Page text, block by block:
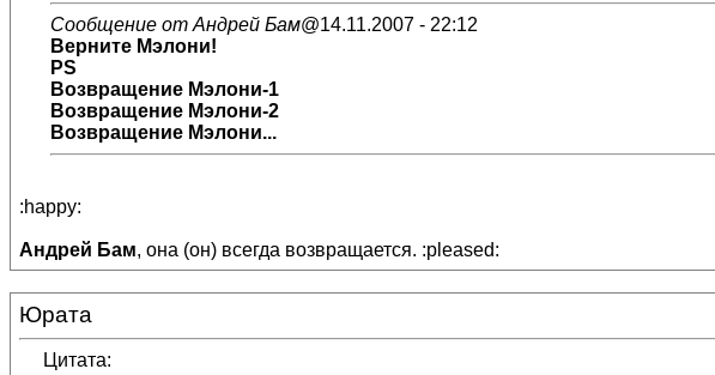
Сообщение от Андрей Бам@14.11.2007 - 22:12
Верните Мэлони!
PS
Возвращение Мэлони-1
Возвращение Мэлони-2
Возвращение Мэлони...
:happy:
Андрей Бам, она (он) всегда возвращается. :pleased:
Юрата
Цитата: